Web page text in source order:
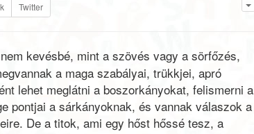
Twitter
kevésbé, mint a szövés vagy a sörfőzés,
a maga szabályai, trükkjei, apró
lehet meglátni a boszorkányokat, felismerni a
pontjai a sárkányoknak, és vannak válaszok a
De a titok, ami egy hőst hőssé tesz, a